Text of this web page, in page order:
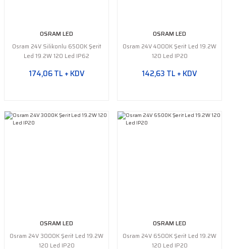
OSRAM LED
Osram 24V Silikonlu 6500K Şerit
Led 19.2W 120 Led IP62
174,06 TL + KDV
OSRAM LED
Osram 24V 4000K Şerit Led 19.2W
120 Led IP20
142,63 TL + KDV
OSRAM LED
Osram 24V 3000K Şerit Led 19.2W
120 Led IP20
OSRAM LED
Osram 24V 6500K Şerit Led 19.2W
120 Led IP20